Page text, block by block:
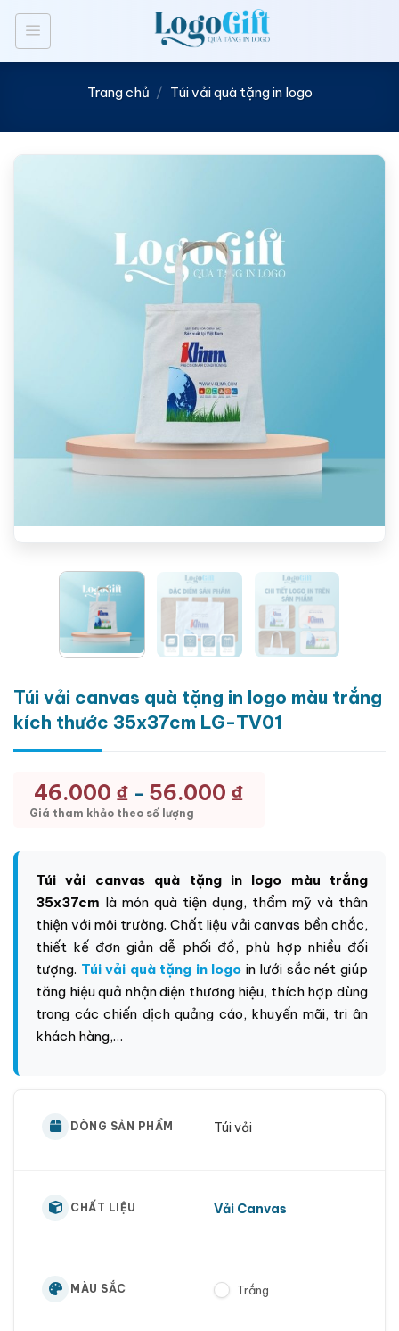
Bỏ
nội
Trang chủ / Túi vải quà tặng in logo
Túi vải canvas quà tặng in logo màu trắng
kích thước 35x37cm LG-TV01
46.000 ₫ - 56.000 ₫
Giá tham khảo theo số lượng
Túi vải canvas quà tặng in logo màu trắng
35x37cm là món quà tiện dụng, thẩm mỹ và thân
thiện với môi trường. Chất liệu vải canvas bền chắc,
thiết kế đơn giản dễ phối đồ, phù hợp nhiều đối
tượng. Túi vải quà tặng in logo in lưới sắc nét giúp
tăng hiệu quả nhận diện thương hiệu, thích hợp dùng
trong các chiến dịch quảng cáo, khuyến mãi, tri ân
khách hàng,…
DÒNG SẢN PHẨM Túi vải
CHẤT LIỆU Vải Canvas
MÀU SẮC Trắng